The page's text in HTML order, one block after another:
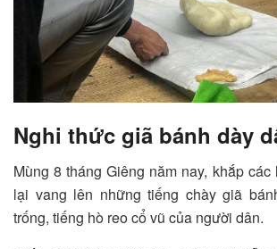
Nghi thức giã bánh dày
Mùng 8 tháng Giêng năm nay, khắp
lại vang lên những tiếng chày giã
trống, tiếng hò reo cổ vũ của người dân.